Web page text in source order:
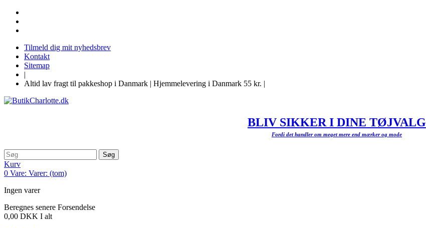
Tilmeld dig mit nyhedsbrev
Kontakt
Sitemap
|
Altid lav fragt til pakkeshop i Danmark | Hjemmelevering i Danmark 55 kr. |
BLIV SIKKER I DINE TØJVALG
Fordi det handler om meget mere end mærker og mode
Søg
Kurv
0 Vare: Varer: (tom)
Ingen varer
Beregnes senere Forsendelse
0,00 DKK I alt